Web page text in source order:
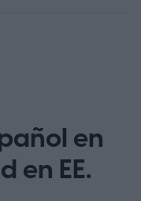
en
en EE.